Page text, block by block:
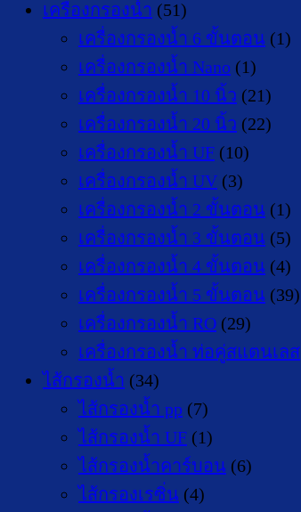
เครื่องกรองน้ำ (51)
เครื่องกรองน้ำ 6 ขั้นตอน (1)
เครื่องกรองน้ำ Nano (1)
เครื่องกรองน้ำ 10 นิ้ว (21)
เครื่องกรองน้ำ 20 นิ้ว (22)
เครื่องกรองน้ำ UF (10)
เครื่องกรองน้ำ UV (3)
เครื่องกรองน้ำ 2 ขั้นตอน (1)
เครื่องกรองน้ำ 3 ขั้นตอน (5)
เครื่องกรองน้ำ 4 ขั้นตอน (4)
เครื่องกรองน้ำ 5 ขั้นตอน (39)
เครื่องกรองน้ำ RO (29)
เครื่องกรองน้ำ ท่อคู่สแตนเลส
ไส้กรองน้ำ (34)
ไส้กรองน้ำ pp (7)
ไส้กรองน้ำ UF (1)
ไส้กรองน้ำคาร์บอน (6)
ไส้กรองเรซิ่น (4)